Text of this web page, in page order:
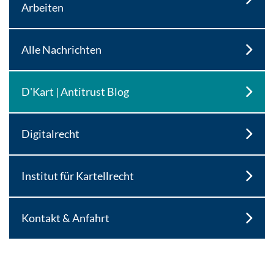
Arbeiten
Alle Nachrichten
D'Kart | Antitrust Blog
Digitalrecht
Institut für Kartellrecht
Kontakt & Anfahrt